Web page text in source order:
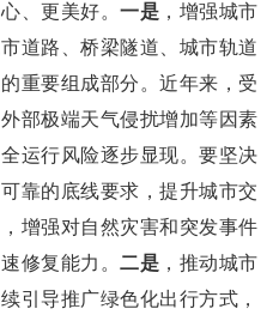
、更美好。一是 ，增强城市
道路、桥梁隧道、城市轨道
重要组成部分。近年来，受
部极端天气侵扰增加等因素
运行风险逐步显现。要坚决
靠的底线要求，提升城市交
增强对自然灾害和突发事件
修复能力。二是 ，推动城市
引导推广绿色化出行方式，